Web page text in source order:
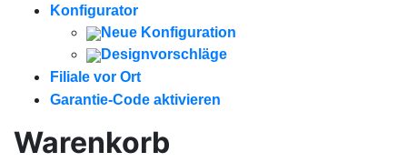
Konfigurator
Neue Konfiguration
Designvorschläge
Filiale vor Ort
Garantie-Code aktivieren
Warenkorb